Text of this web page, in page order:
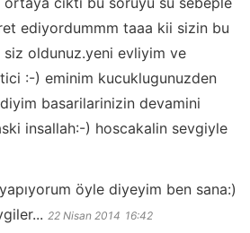
ediyordummm taaa kii sizin bu
oldunuz.yeni evliyim ve
:-) eminim kucuklugunuzden
basarilarinizin devamini
insallah:-) hoscakalin sevgiyle
öyle diyeyim ben sana:)
22 Nisan 2014 16:42